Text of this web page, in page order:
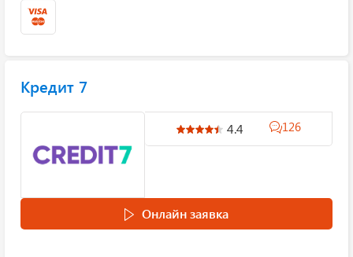
Кредит 7
4.4 126
Онлайн заявка